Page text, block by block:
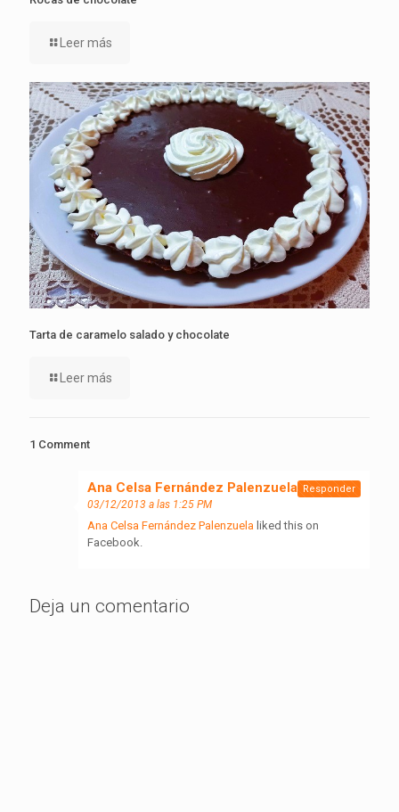
Leer más
Tarta de caramelo salado y chocolate
Leer más
1 Comment
Ana Celsa Fernández Palenzuela dice:
03/12/2013 a las 1:25 PM
Ana Celsa Fernández Palenzuela liked this on
Facebook.
Responder
Deja un comentario